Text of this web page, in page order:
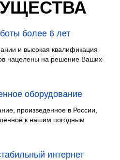
более 6 лет
и высокая квалификация
нацелены на решение Ваших
оборудование
произведенное в России,
к нашим погодным
интернет